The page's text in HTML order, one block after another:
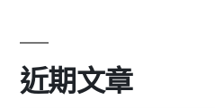
近期文章